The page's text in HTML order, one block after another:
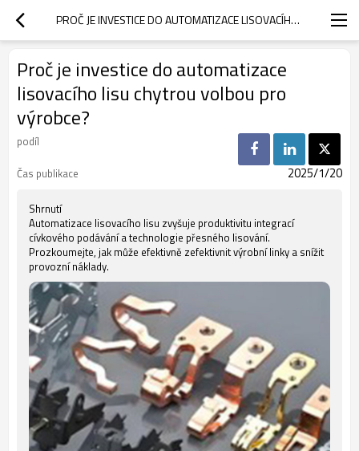
PROČ JE INVESTICE DO AUTOMATIZACE LISOVACÍHO LISU CHYTROU VOLBOU PRO VÝROBCE?
Proč je investice do automatizace
lisovacího lisu chytrou volbou pro
výrobce?
podíl
Čas publikace
2025/1/20
Shrnutí
Automatizace lisovacího lisu zvyšuje produktivitu integrací
cívkového podávání a technologie přesného lisování.
Prozkoumejte, jak může efektivně zefektivnit výrobní linky a snížit
provozní náklady.